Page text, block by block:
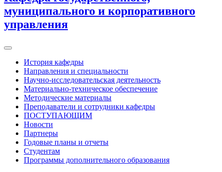
муниципального и корпоративного
управления
История кафедры
Направления и специальности
Научно-исследовательская деятельность
Материально-техническое обеспечение
Методические материалы
Преподаватели и сотрудники кафедры
ПОСТУПАЮЩИМ
Новости
Партнеры
Годовые планы и отчеты
Студентам
Программы дополнительного образования